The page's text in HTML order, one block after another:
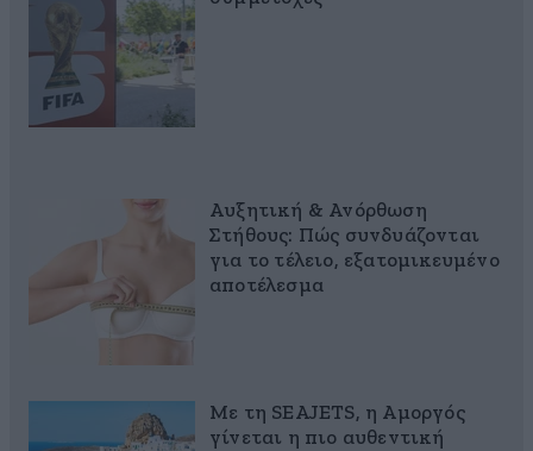
Αυξητική & Ανόρθωση
Στήθους: Πώς συνδυάζονται
για το τέλειο, εξατομικευμένο
αποτέλεσμα
Με τη SEAJETS, η Αμοργός
γίνεται η πιο αυθεντική